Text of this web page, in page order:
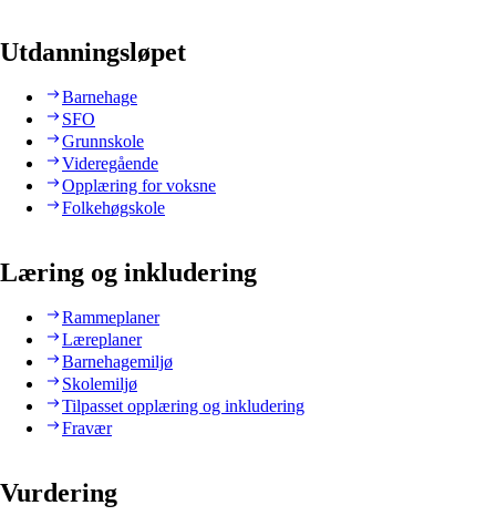
Utdanningsløpet
Barnehage
SFO
Grunnskole
Videregående
Opplæring for voksne
Folkehøgskole
Læring og inkludering
Rammeplaner
Læreplaner
Barnehagemiljø
Skolemiljø
Tilpasset opplæring og inkludering
Fravær
Vurdering